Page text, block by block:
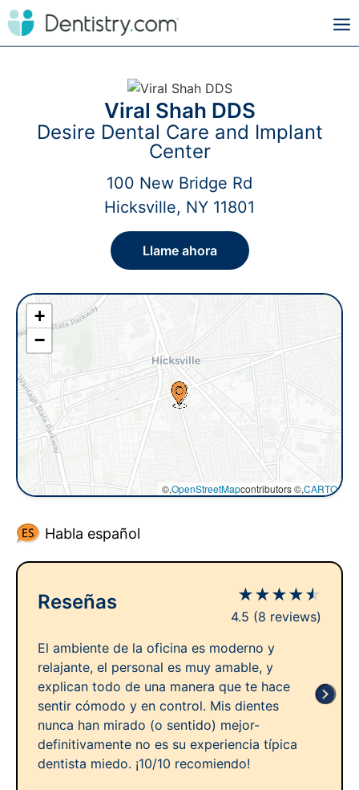
Viral Shah DDS
Desire Dental Care and Implant
Center
100 New Bridge Rd
Hicksville, NY 11801
Llame ahora
+
−
©,OpenStreetMapcontributors ©,CARTO
Habla español
Reseñas ★★★★★
4.5 (8 reviews)
El ambiente de la oficina es moderno y
relajante, el personal es muy amable, y
explican todo de una manera que te hace
sentir cómodo y en control. Mis dientes
nunca han mirado (o sentido) mejor-
definitivamente no es su experiencia típica
dentista miedo. ¡10/10 recomiendo!